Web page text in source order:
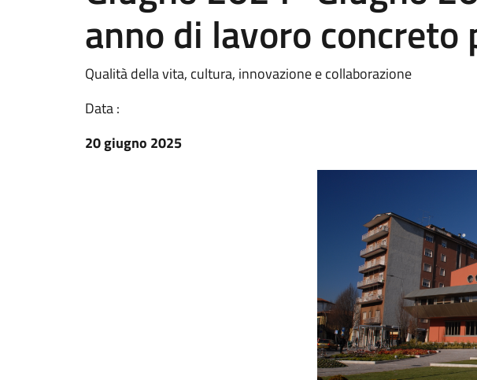
anno di lavoro concreto
Qualità della vita, cultura, innovazione e collaborazione
Data :
20 giugno 2025